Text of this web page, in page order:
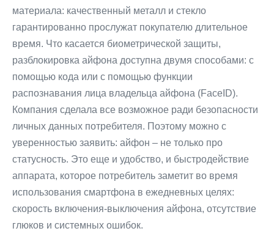
материала: качественный металл и стекло
гарантированно прослужат покупателю длительное
время. Что касается биометрической защиты,
разблокировка айфона доступна двумя способами: с
помощью кода или с помощью функции
распознавания лица владельца айфона (FaceID).
Компания сделала все возможное ради безопасности
личных данных потребителя. Поэтому можно с
уверенностью заявить: айфон – не только про
статусность. Это еще и удобство, и быстродействие
аппарата, которое потребитель заметит во время
использования смартфона в ежедневных целях:
скорость включения-выключения айфона, отсутствие
глюков и системных ошибок.